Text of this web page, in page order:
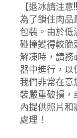
【退冰請注意!!
為了鎖住肉品
包裝。由於
碰撞變得較脆
解凍時，請務
器中進行，以
我們非常在
裝嚴重破損，
內提供照片
處理！